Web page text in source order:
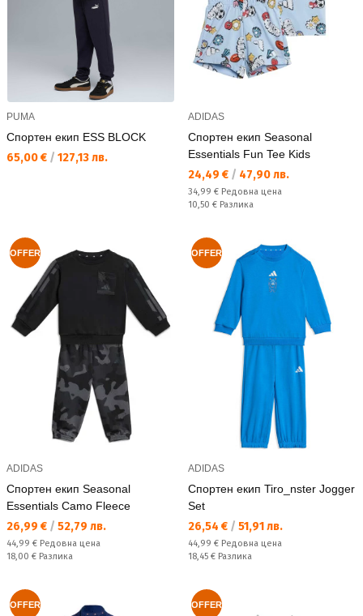
PUMA
Спортен екип ESS BLOCK
Текуща цена:
65,00 € / 127,13 лв.
ADIDAS
Спортен екип Seasonal
Essentials Fun Tee Kids
Текуща цена:
24,49 € / 47,90 лв.
Редовна цена:
34,99 € Редовна цена
Спестявате:
10,50 € Разлика
OFFER
ADIDAS
Спортен екип Seasonal
Essentials Camo Fleece
Текуща цена:
26,99 € / 52,79 лв.
Редовна цена:
44,99 € Редовна цена
Спестявате:
18,00 € Разлика
OFFER
ADIDAS
Спортен екип Tiro_nster Jogger
Set
Текуща цена:
26,54 € / 51,91 лв.
Редовна цена:
44,99 € Редовна цена
Спестявате:
18,45 € Разлика
OFFER OFFER